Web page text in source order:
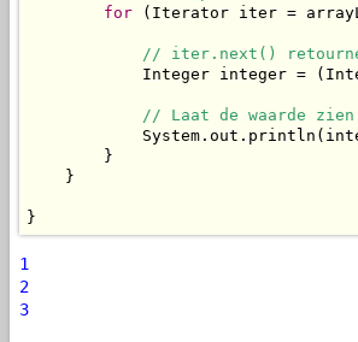
for (Iterator iter =
// iter.next()
Integer integer =
// Laat de waarde
        }
    }
}
1
2
3